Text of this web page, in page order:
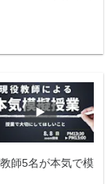
師5名が本気で模